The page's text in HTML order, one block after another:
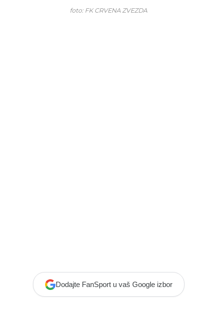
foto: FK CRVENA ZVEZDA
Dodajte FanSport u vaš Google izbor